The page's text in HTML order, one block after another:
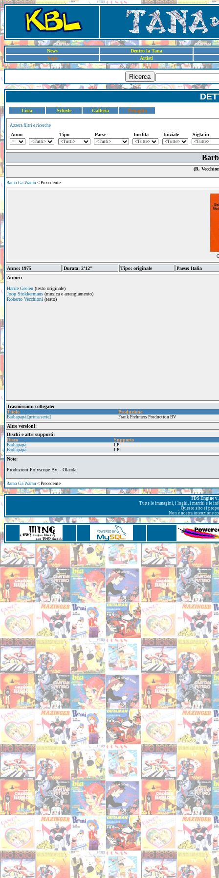
News
Dentro la Tana
Sigle
Artisti
Ricerca
Lista Schede Galleria Dettaglio
Azzera filtri e ricerche
Anno Tipo Paese Inedita Iniziale Sigla in
(R.
Barao Ga Warau < Precedente
Anno: 1975 Durata: 2'12" Tipo: originale
Paese: Italia
Autori:
Harrie Geelen (testo originale)
Joop Stokkermans (musica e arrangiamento)
Roberto Vecchioni (testo)
Trasmissioni collegate:
Titolo
Produzione
Barbapapà [prima serie] Frank Frehmers Production BV
Altre versioni:
Dischi e altri supporti:
Disco
Supporto
Barbapapà
LP
Barbapapà
LP
Note:
Produzioni Polyscope Bv. - Olanda.
Barao Ga Warau < Precedente
TDS Engine
Tutte le immagini, i loghi, i marchi e le
Questo sito si
Non è nostra intenzione